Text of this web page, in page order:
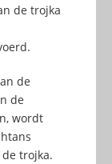
de trojka
de
de
wordt
trojka.